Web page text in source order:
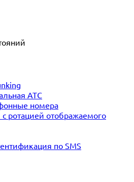
АТС
номера
ротацией отображаемого
по SMS